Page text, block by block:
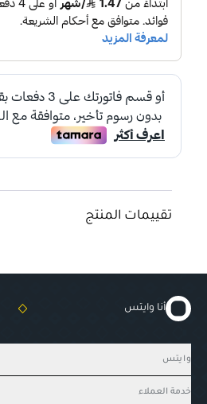
تقييمات المنتج
أنا وايتس
وايتس
خدمة العملاء